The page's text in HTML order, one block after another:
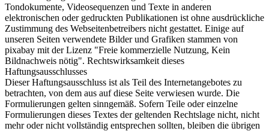
Tondokumente, Videosequenzen und Texte in anderen
elektronischen oder gedruckten Publikationen ist ohne ausdrückliche
Zustimmung des Webseitenbetreibers nicht gestattet. Einige auf
unseren Seiten verwendete Bilder und Grafiken stammen von
pixabay mit der Lizenz "Freie kommerzielle Nutzung, Kein
Bildnachweis nötig". Rechtswirksamkeit dieses
Haftungsausschlusses
Dieser Haftungsausschluss ist als Teil des Internetangebotes zu
betrachten, von dem aus auf diese Seite verwiesen wurde. Die
Formulierungen gelten sinngemäß. Sofern Teile oder einzelne
Formulierungen dieses Textes der geltenden Rechtslage nicht, nicht
mehr oder nicht vollständig entsprechen sollten, bleiben die übrigen